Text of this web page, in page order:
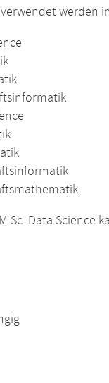
verwendet werden
Data